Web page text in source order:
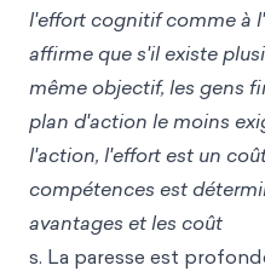
l'effort cognitif comme à
affirme que s'il existe
même objectif, les gens
plan d'action le moins
l'action, l'effort est un
compétences est
avantages et les coût
s. La paresse est